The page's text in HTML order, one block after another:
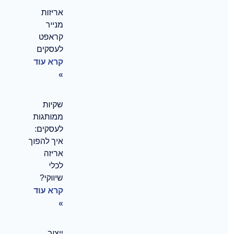
אריזות
מנייר
קראפט
לעסקים
קרא עוד
»
שקיות
ממותגות
לעסקים:
איך להפוך
אריזה
לכלי
שיווקי?
קרא עוד
»